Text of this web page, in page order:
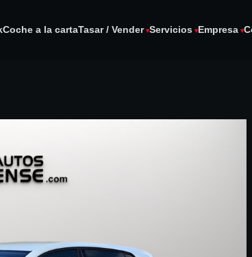
Coche a la cartaTasar / Vender Servicios Empresa